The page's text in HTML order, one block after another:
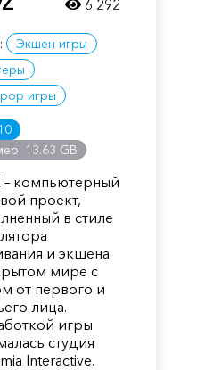
Экшен игры
игры
10
13.63 GB
– компьютерный
проект,
в стиле
и экшена
мире с
от первого и
лица.
игры
студия
Interactive.
6 292